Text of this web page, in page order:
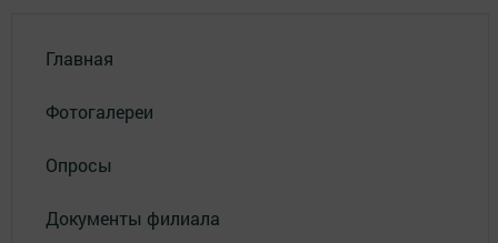
Главная
Фотогалереи
Опросы
Документы филиала